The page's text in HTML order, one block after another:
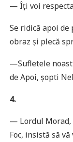
— Îţi voi
Se ridică apoi
obraz și plecă
—Sufletele
de Apoi, șopti
4.
— Lordul Morad,
Foc, insistă să